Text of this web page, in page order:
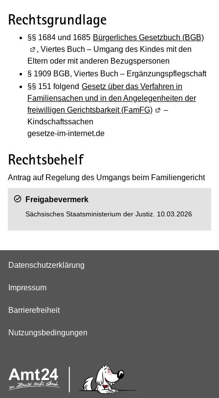
Rechtsgrundlage
§§ 1684 und 1685 Bürgerliches Gesetzbuch (BGB)
, Viertes Buch – Umgang des Kindes mit den
Eltern oder mit anderen Bezugspersonen
§ 1909 BGB, Viertes Buch – Ergänzungspflegschaft
§§ 151 folgend Gesetz über das Verfahren in
Familiensachen und in den Angelegenheiten der
freiwilligen Gerichtsbarkeit (FamFG) (Wird in einem
–
Kindschaftssachen
gesetze-im-internet.de
Rechtsbehelf
Antrag auf Regelung des Umgangs beim Familiengericht
Freigabevermerk
Sächsisches Staatsministerium der Justiz. 10.03.2026
Datenschutzerklärung
Impressum
Barrierefreiheit
Nutzungsbedingungen